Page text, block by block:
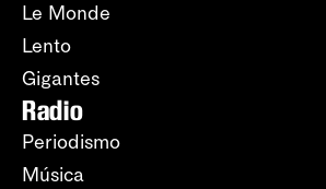
Le Monde
Lento
Gigantes
Radio
Periodismo
Música